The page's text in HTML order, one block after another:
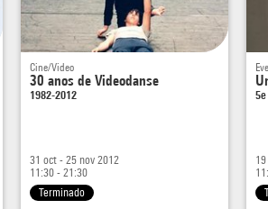
Cine/Video
30 anos de Videodanse
1982-2012
31 oct - 25 nov 2012
11:30 - 21:30
Terminado